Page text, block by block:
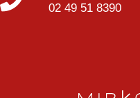
02 49 51 8390